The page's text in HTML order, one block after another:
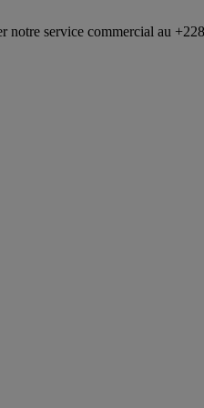
commercial au +228 92 69 88 33